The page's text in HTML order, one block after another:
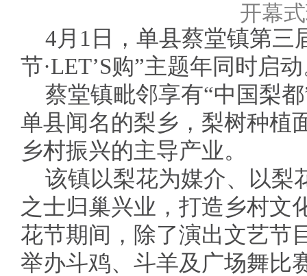
开幕
4月1日，单县蔡堂镇第三
节·LET’S购”主题年同时启
蔡堂镇毗邻享有“中国梨
单县闻名的梨乡，梨树种植
乡村振兴的主导产业。
该镇以梨花为媒介、以梨
之士归巢兴业，打造乡村文
花节期间，除了演出文艺节
举办斗鸡、斗羊及广场舞比